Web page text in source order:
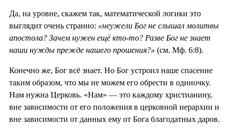
Да, на уровне, скажем так, математической логики это
выглядит очень странно: «неужели Бог не слышал молитвы
апостола? Зачем нужен ещё кто-то? Разве Бог не знает
наши нужды прежде нашего прошения?» (см. Мф. 6:8).
Конечно же, Бог всё знает. Но Бог устроил наше спасение
таким образом, что мы не можем его обрести в одиночку.
Нам нужна Церковь. «Нам» — это каждому христианину,
вне зависимости от его положения в церковной иерархии и
вне зависимости от данных ему от Бога благодатных даров.